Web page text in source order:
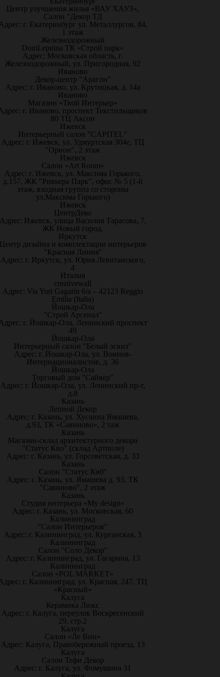
Центр улучшения жилья «ВАУ ХАУЗ»,
Салон "Декор ТД
г. Екатеринбург ул. Металлургов, 84,
1 этаж
Железнодорожный
DomLepnina ТК «Строй парк»
Адрес: Московская область, г.
Железнодорожный, ул. Пригородная, 92
Иваново
Декор-центр "Арагон"
Адрес: г. Иваново, ул. Крутицкая, д. 14а
Иваново
Магазин «Твой Интерьер»
г. Иваново, проспект Текстильщиков
80 ТЦ Аксон
Ижевск
Интерьерный салон "CAPITEL"
Адрес: г. Ижевск, ул. Удмуртская 304е, ТЦ
"Орион", 2 этаж
Ижевск
Салон «Art Room»
Адрес: г. Ижевск, ул. Максима Горького,
д.157, ЖК "Ривьера Парк", офис № 5 (1-й
этаж, входная группа со стороны
ул.Максима Горького)
Ижевск
ЦентрДеко
Ижевск, улица Василия Тарасова, 7,
ЖК Новый город.
Иркутск
дизайна и комплектации интерьеров
"Красная Линия"
Адрес: г. Иркутск, ул. Юрия Левитанского,
4
Италия
creativewall
Адрес: Via Yuri Gagarin 6/a – 42123 Reggio
Emilia (Italia)
Йошкар-Ола
"Строй Арсенал"
г. Йошкар-Ола, Ленинский проспект
49
Йошкар-Ола
Интерьерный салон "Белый эскиз"
Адрес: г. Йошкар-Ола, ул. Воинов-
Интернационалистов, д. 36
Йошкар-Ола
Торговый дом "Сайвер"
Адрес: г. Йошкар-Ола, ул. Ленинский пр-т,
д.8
Казань
Лепной Декор
Адрес: г. Казань, ул. Хусаина Ямашева,
д.93, ТК «Савиново», 2 таж
Казань
Магазин-склад архитектурного декора
"Статус Кво" (склад Артполе)
Адрес: г. Казань, ул. Горсоветская, д. 33
Казань
Салон "Статус Кв0"
Адрес: г. Казань, ул. Ямашева д. 93, ТК
"Савиново", 2 этаж
Казань
Студия интерьера «My design»
Адрес: г. Казань, ул. Московская, 60
Калининград
"Салон Интерьеров"
Адрес: г. Калининград, ул. Курганская, 3
Калининград
Салон "Соло Декор"
Адрес: г. Калининград, ул. Гагарина, 13
Калининград
Салон «POL MARKET»
г. Калининград, ул. Красная, 247, ТЦ
«Красный»
Калуга
Керамика Люкс
Адрес: г. Калуга, переулок Воскресенский
29, стр.2
Калуга
Салон «Ле Вин»
Адрес: Калуга, Правобережный проезд, 13
Калуга
Салон Тефи Декор
Адрес: г. Калуга, ул. Фомушина 31